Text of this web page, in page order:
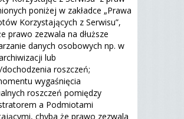
poniżej w zakładce „Prawa
Korzystających z Serwisu”,
prawo zezwala na dłuższe
danych osobowych np. w
lub
roszczeń;
wygaśnięcia
roszczeń pomiędzy
a Podmiotami
chyba że prawo zezwala